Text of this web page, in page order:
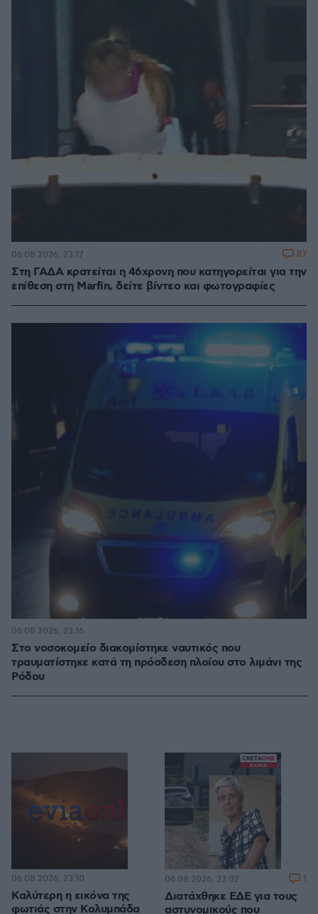
Στη ΓΑΔΑ κρατείται η 46χρονη που κατηγορείται για την
επίθεση στη Marfin, δείτε βίντεο και φωτογραφίες
06.08.2026, 23:17 87
Στο νοσοκομείο διακομίστηκε ναυτικός που
τραυματίστηκε κατά τη πρόσδεση πλοίου στο λιμάνι της
Ρόδου
06.08.2026, 23:16
Καλύτερη η εικόνα της
φωτιάς στην Κολυμπάδα
06.08.2026, 23:10
Διατάχθηκε ΕΔΕ για τους
αστυνομικούς που
06.08.2026, 23:02 1